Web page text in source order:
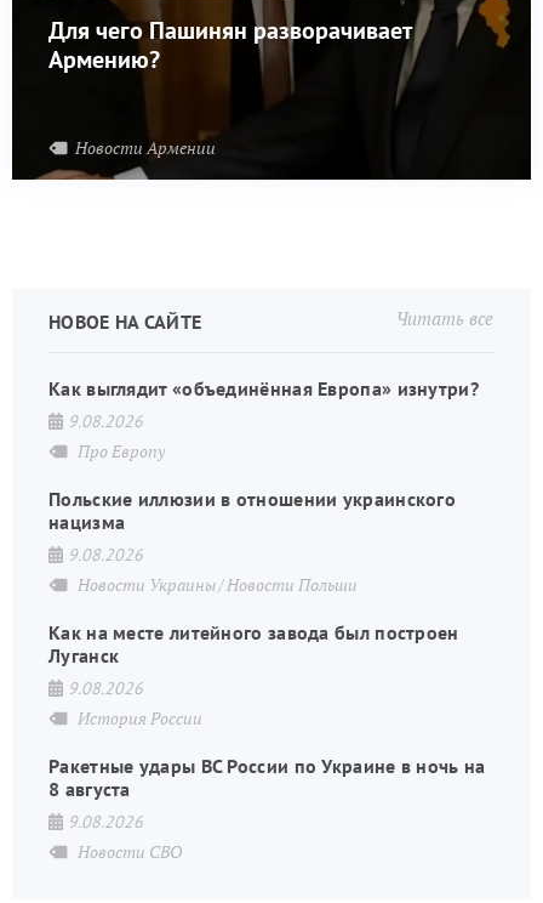
Для чего Пашинян разворачивает
Армению?
Новости Армении
Читать все
НОВОЕ НА САЙТЕ
Как выглядит «объединённая Европа» изнутри?
9.08.2026
Про Европу
Польские иллюзии в отношении украинского
нацизма
9.08.2026
Новости Украины Новости Польши
Как на месте литейного завода был построен
Луганск
9.08.2026
История России
Ракетные удары ВС России по Украине в ночь на
8 августа
9.08.2026
Новости СВО